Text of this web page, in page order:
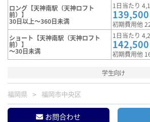
ロング【天神南駅（天神ロフト
前）】
30日以上～360日未満
1日当たり
139,500
初期費用他
ショート【天神南駅（天神ロフト
前）】
～30日未満
1日当たり
142,500
初期費用他
学生向け
福岡県 福岡市中央区
お問合わせ